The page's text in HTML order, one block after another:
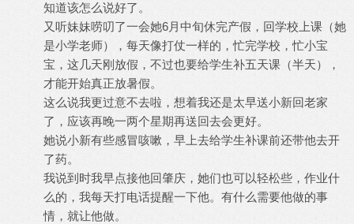
知道该怎么说好了。
又听妹妹唠叨了一会她6月中旬休完产假，回学校上课（她
是小学老师），每天像打仗一样的，忙完学校，忙小宝
宝，这几天刚放假，不过也要给学生补五天课（半天），
才能开始真正放暑假。
这么说我更过意不去啦，想着我还是太早送小新回老家
了，应该再晚一两个星期再送回去会更好。
她说小新有些感冒咳嗽，早上去给学生补课前还带他去开
了药。
我说到时我早点接他回肇庆，她们也可以轻松些，作业什
么的，我每天打电话提醒一下他。有什么需要他做的事
情，就让他做。